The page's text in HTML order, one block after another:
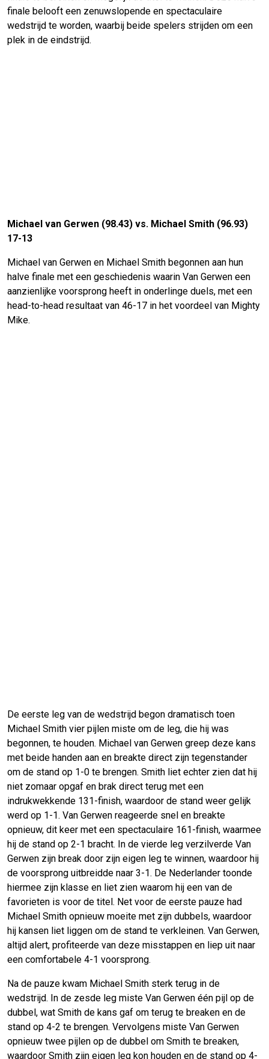
finale belooft een zenuwslopende en spectaculaire
wedstrijd te worden, waarbij beide spelers strijden om een
plek in de eindstrijd.
Michael van Gerwen (98.43) vs. Michael Smith (96.93)
17-13
Michael van Gerwen en Michael Smith begonnen aan hun
halve finale met een geschiedenis waarin Van Gerwen een
aanzienlijke voorsprong heeft in onderlinge duels, met een
head-to-head resultaat van 46-17 in het voordeel van Mighty
Mike.
De eerste leg van de wedstrijd begon dramatisch toen
Michael Smith vier pijlen miste om de leg, die hij was
begonnen, te houden. Michael van Gerwen greep deze kans
met beide handen aan en breakte direct zijn tegenstander
om de stand op 1-0 te brengen. Smith liet echter zien dat hij
niet zomaar opgaf en brak direct terug met een
indrukwekkende 131-finish, waardoor de stand weer gelijk
werd op 1-1. Van Gerwen reageerde snel en breakte
opnieuw, dit keer met een spectaculaire 161-finish, waarmee
hij de stand op 2-1 bracht. In de vierde leg verzilverde Van
Gerwen zijn break door zijn eigen leg te winnen, waardoor hij
de voorsprong uitbreidde naar 3-1. De Nederlander toonde
hiermee zijn klasse en liet zien waarom hij een van de
favorieten is voor de titel. Net voor de eerste pauze had
Michael Smith opnieuw moeite met zijn dubbels, waardoor
hij kansen liet liggen om de stand te verkleinen. Van Gerwen,
altijd alert, profiteerde van deze misstappen en liep uit naar
een comfortabele 4-1 voorsprong.
Na de pauze kwam Michael Smith sterk terug in de
wedstrijd. In de zesde leg miste Van Gerwen één pijl op de
dubbel, wat Smith de kans gaf om terug te breaken en de
stand op 4-2 te brengen. Vervolgens miste Van Gerwen
opnieuw twee pijlen op de dubbel om Smith te breaken,
waardoor Smith zijn eigen leg kon houden en de stand op 4-